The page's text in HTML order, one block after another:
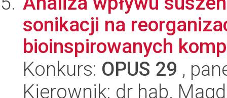
sonikacji na
bioinspirowanych
Konkurs: OPUS 29 ,
Kierownik: dr hab.